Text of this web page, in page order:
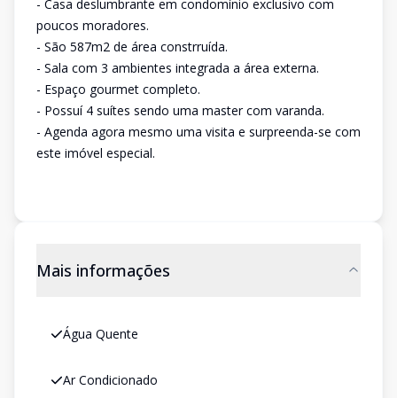
- Casa deslumbrante em condomínio exclusivo com
poucos moradores.
- São 587m2 de área constrruída.
- Sala com 3 ambientes integrada a área externa.
- Espaço gourmet completo.
- Possuí 4 suítes sendo uma master com varanda.
- Agenda agora mesmo uma visita e surpreenda-se com
este imóvel especial.
Mais informações
Água Quente
Ar Condicionado